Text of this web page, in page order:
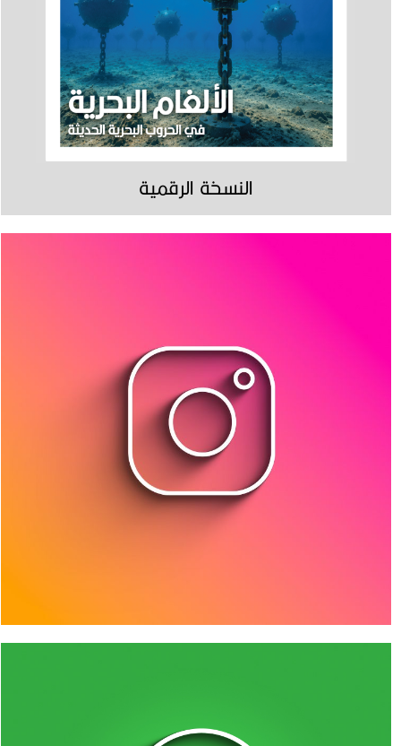
النسخة الرقمية